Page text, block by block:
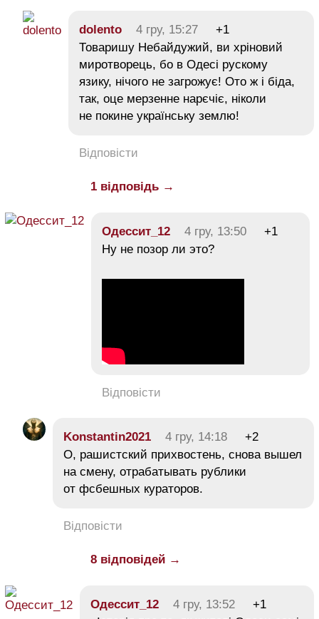
dolento 4 гру, 15:27
+1
Товаришу Небайдужий, ви хріновий
миротворець, бо в Одесі рускому
язику, нічого не загрожує! Ото ж і біда,
так, оце мерзенне нарєчіє, ніколи
не покине українську землю!
Відповісти
1 відповідь →
Одессит_12 4 гру, 13:50
+1
Ну не позор ли это?
Відповісти
Konstantin2021 4 гру, 14:18
+2
О, рашистский прихвостень, снова вышел
на смену, отрабатывать рублики
от фсбешных кураторов.
Відповісти
8 відповідей →
Одессит_12 4 гру, 13:52
+1